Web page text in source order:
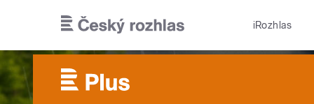
iRozhlas